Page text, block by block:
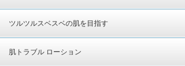
ツルツルスベスベの肌を目指す
肌トラブル ローション